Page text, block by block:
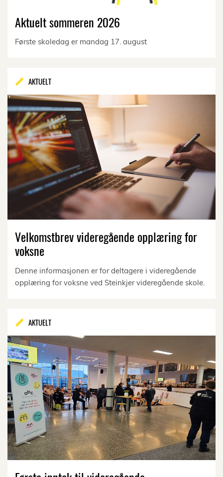
Aktuelt sommeren 2026
Første skoledag er mandag 17. august
AKTUELT
Velkomstbrev videregående opplæring for
voksne
Denne informasjonen er for deltagere i videregående
opplæring for voksne ved Steinkjer videregående skole.
AKTUELT